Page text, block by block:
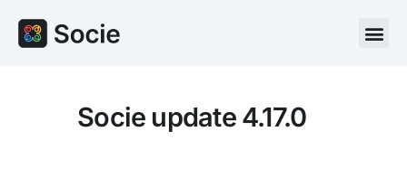
Socie update 4.17.0